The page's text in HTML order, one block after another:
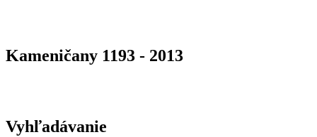
Kameničany 1193 - 2013
Vyhľadávanie